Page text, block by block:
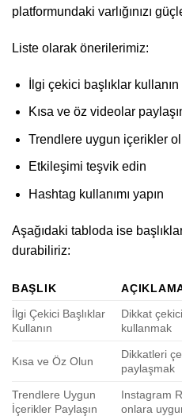
platformundaki varlığınızı
Liste olarak önerilerimiz:
İlgi çekici başlıklar kullanın
Kısa ve öz videolar
Trendlere uygun içerikler
Etkileşimi teşvik edin
Hashtag kullanımı yapın
Aşağıdaki tabloda ise
durabiliriz:
BAŞLIK
İlgi Çekici Başlıklar
Kullanın
Dikkat
kullanmak
Kısa ve Öz Olun
Dikkatleri
paylaşmak
Trendlere Uygun
İçerikler Paylaşın
Instagram
onlara